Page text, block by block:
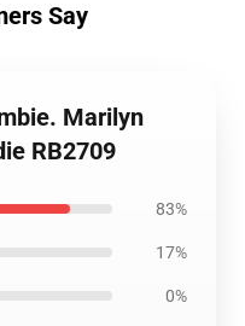
Say
Marilyn
RB2709
83%
17%
0%